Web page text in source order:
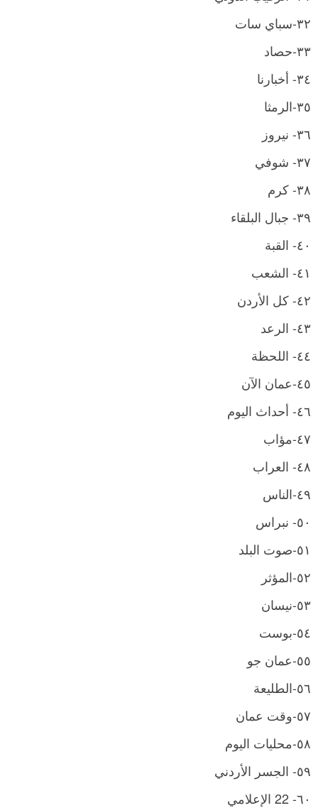
٣٢-سباي سات
٣٣-حصاد
٣٤- أخبارنا
٣٥-الرمثا
٣٦- نيروز
٣٧- شوفي
٣٨- كرم
٣٩- جبال البلقاء
٤٠- القبة
٤١- الشعب
٤٢- كل الأردن
٤٣- الرعد
٤٤- اللحظة
٤٥-عمان الآن
٤٦- أحداث اليوم
٤٧-مؤاب
٤٨- العراب
٤٩-الناس
٥٠- نبراس
٥١-صوت البلد
٥٢-المؤثر
٥٣-نيسان
٥٤-بوست
٥٥-عمان جو
٥٦-الطليعة
٥٧-وقت عمان
٥٨-محليات اليوم
٥٩- الجسر الأردني
٦٠- 22 الإعلامي